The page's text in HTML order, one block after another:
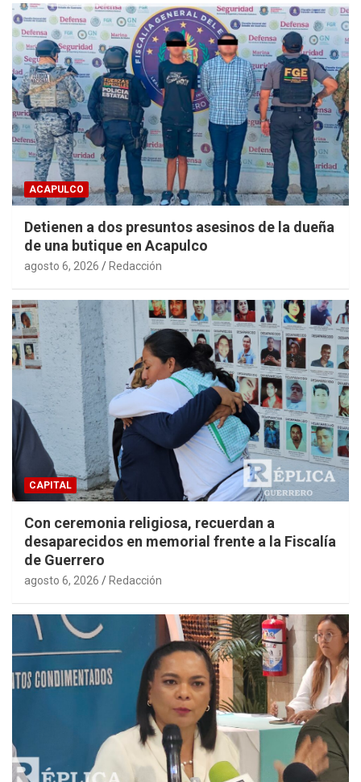
ACAPULCO
Detienen a dos presuntos asesinos de la dueña
de una butique en Acapulco
agosto 6, 2026 Redacción
CAPITAL
Con ceremonia religiosa, recuerdan a
desaparecidos en memorial frente a la Fiscalía
de Guerrero
agosto 6, 2026 Redacción